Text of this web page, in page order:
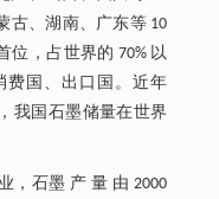
古、湖南、广东等 10
位，占世界的 70% 以
费国、出口国。近年
我国石墨储量在世界
，石墨 产 量 由 2000